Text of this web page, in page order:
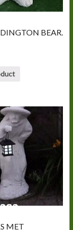
BEAR.
MET